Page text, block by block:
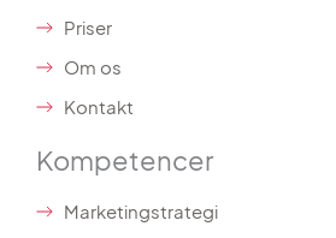
Priser
Om os
Kontakt
Kompetencer
Marketingstrategi